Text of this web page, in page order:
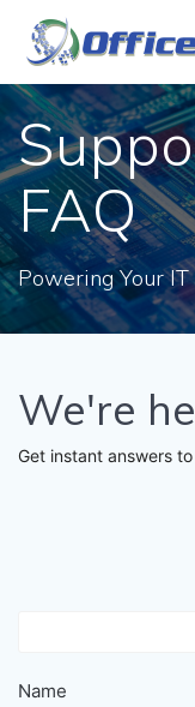
content
FAQ
Powering Your
We're
Get instant answers
Name